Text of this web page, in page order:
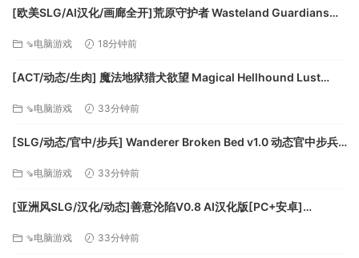
[欧美SLG/AI汉化/画廊全开]荒原守护者 Wasteland Guardians
⇘电脑游戏 18分钟前
[ACT/动态/生肉] 魔法地狱猎犬欲望 Magical Hellhound Lust
⇘电脑游戏 33分钟前
[SLG/动态/官中/步兵] Wanderer Broken Bed v1.0 动态官中步兵
⇘电脑游戏 33分钟前
[亚洲风SLG/汉化/动态]善意沦陷V0.8 AI汉化版[PC+安卓]
⇘电脑游戏 33分钟前